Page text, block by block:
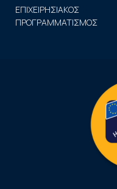
ΕΠΙΧΕΙΡΗΣΙΑΚΟΣ
ΠΡΟΓΡΑΜΜΑΤΙΣΜΟΣ